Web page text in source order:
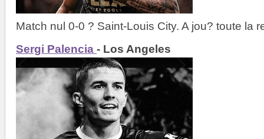
Match nul 0-0 ? Saint-Louis City. A jou? toute la
Sergi Palencia - Los Angeles